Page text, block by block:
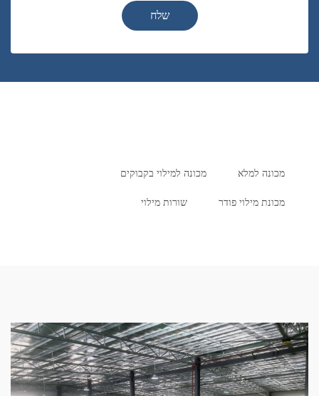
שלח
מכונה למלא מכונה למילוי בקבוקים
מכונת מילוי פודר שורות מילוי